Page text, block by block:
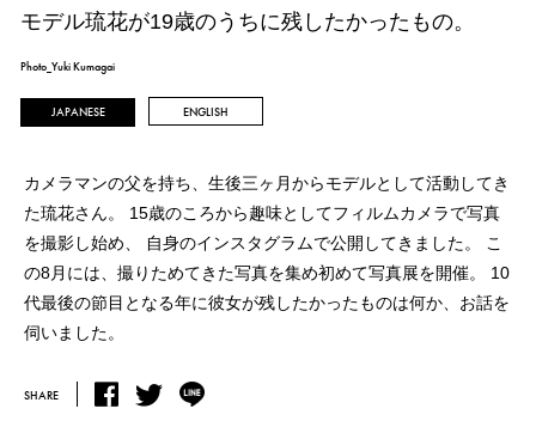
モデル琉花が19歳のうちに残したかったもの。
Photo_Yuki Kumagai
JAPANESE ENGLISH
カメラマンの父を持ち、生後三ヶ月からモデルとして活動してき
た琉花さん。
15歳のころから趣味としてフィルムカメラで写真
を撮影し始め、
自身のインスタグラムで公開してきました。
こ
の8月には、撮りためてきた写真を集め初めて写真展を開催。
10
代最後の節目となる年に彼女が残したかったものは何か、お話を
伺いました。
SHARE